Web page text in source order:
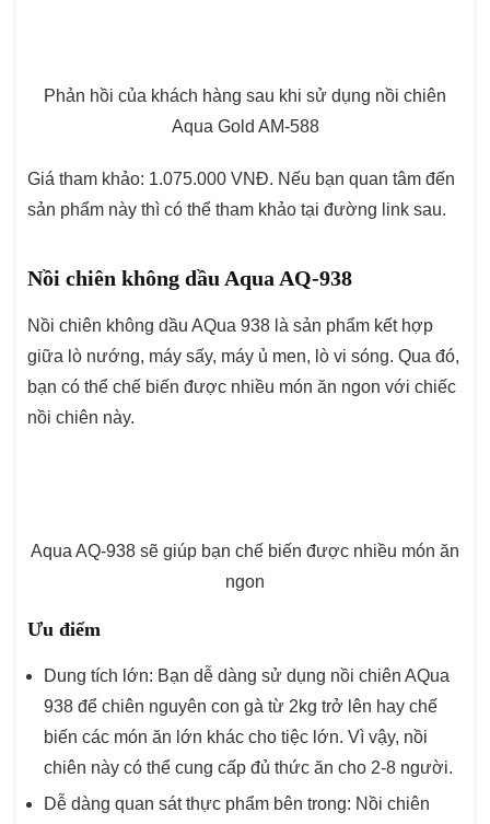
Phản hồi của khách hàng sau khi sử dụng nồi chiên
Aqua Gold AM-588
Giá tham khảo: 1.075.000 VNĐ. Nếu bạn quan tâm đến
sản phẩm này thì có thể tham khảo tại đường link sau.
Nồi chiên không dầu Aqua AQ-938
Nồi chiên không dầu AQua 938 là sản phẩm kết hợp
giữa lò nướng, máy sấy, máy ủ men, lò vi sóng. Qua đó,
bạn có thể chế biến được nhiều món ăn ngon với chiếc
nồi chiên này.
Aqua AQ-938 sẽ giúp bạn chế biến được nhiều món ăn
ngon
Ưu điểm
Dung tích lớn: Bạn dễ dàng sử dụng nồi chiên AQua
938 để chiên nguyên con gà từ 2kg trở lên hay chế
biến các món ăn lớn khác cho tiệc lớn. Vì vậy, nồi
chiên này có thể cung cấp đủ thức ăn cho 2-8 người.
Dễ dàng quan sát thực phẩm bên trong: Nồi chiên